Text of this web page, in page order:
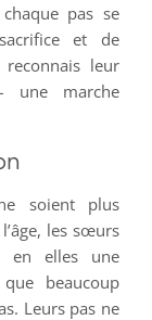
pas se
et de
reconnais leur
une marche
soient plus
les sœurs
en elles une
beaucoup
Leurs pas ne